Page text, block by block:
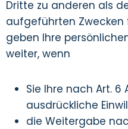
Dritte zu anderen als
aufgeführten
geben Ihre
weiter, wenn
Sie Ihre nach Art. 6
ausdrückliche
die Weitergabe